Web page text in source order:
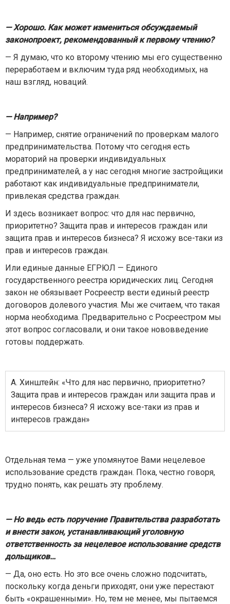
— Хорошо. Как может измениться обсуждаемый
законопроект, рекомендованный к первому чтению?
— Я думаю, что ко второму чтению мы его существенно
переработаем и включим туда ряд необходимых, на
наш взгляд, новаций.
— Например?
— Например, снятие ограничений по проверкам малого
предпринимательства. Потому что сегодня есть
мораторий на проверки индивидуальных
предпринимателей, а у нас сегодня многие застройщики
работают как индивидуальные предприниматели,
привлекая средства граждан.
И здесь возникает вопрос: что для нас первично,
приоритетно? Защита прав и интересов граждан или
защита прав и интересов бизнеса? Я исхожу все-таки из
прав и интересов граждан.
Или единые данные ЕГРЮЛ — Единого
государственного реестра юридических лиц. Сегодня
закон не обязывает Росреестр вести единый реестр
договоров долевого участия. Мы же считаем, что такая
норма необходима. Предварительно с Росреестром мы
этот вопрос согласовали, и они такое нововведение
готовы поддержать.
А. Хинштейн: «Что для нас первично, приоритетно?
Защита прав и интересов граждан или защита прав и
интересов бизнеса? Я исхожу все-таки из прав и
интересов граждан»
Отдельная тема — уже упомянутое Вами нецелевое
использование средств граждан. Пока, честно говоря,
трудно понять, как решать эту проблему.
— Но ведь есть поручение Правительства разработать
и внести закон, устанавливающий уголовную
ответственность за нецелевое использование средств
дольщиков…
— Да, оно есть. Но это все очень сложно подсчитать,
поскольку когда деньги приходят, они уже перестают
быть «окрашенными». Но, тем не менее, мы пытаемся